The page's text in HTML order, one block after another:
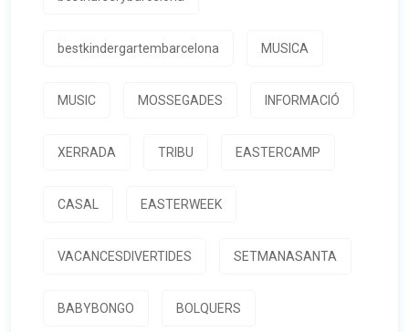
bestkindergartembarcelona MUSICA
MUSIC MOSSEGADES INFORMACIÓ
XERRADA TRIBU EASTERCAMP
CASAL EASTERWEEK
VACANCESDIVERTIDES SETMANASANTA
BABYBONGO BOLQUERS